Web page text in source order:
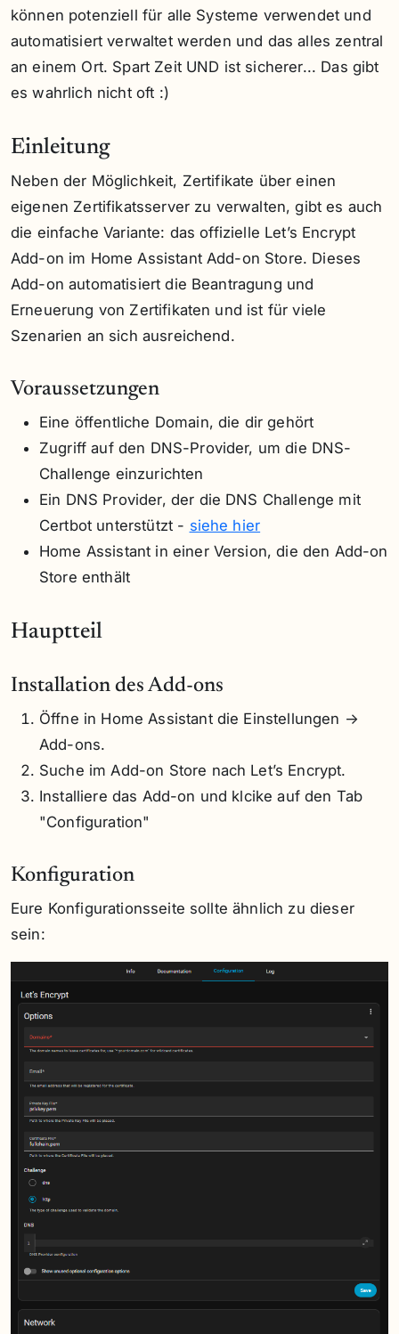
können potenziell für alle Systeme verwendet und
automatisiert verwaltet werden und das alles zentral
an einem Ort. Spart Zeit UND ist sicherer... Das gibt
es wahrlich nicht oft :)
Einleitung
Neben der Möglichkeit, Zertifikate über einen
eigenen Zertifikatsserver zu verwalten, gibt es auch
die einfache Variante: das offizielle Let’s Encrypt
Add-on im Home Assistant Add-on Store. Dieses
Add-on automatisiert die Beantragung und
Erneuerung von Zertifikaten und ist für viele
Szenarien an sich ausreichend.
Voraussetzungen
Eine öffentliche Domain, die dir gehört
Zugriff auf den DNS-Provider, um die DNS-
Challenge einzurichten
Ein DNS Provider, der die DNS Challenge mit
Certbot unterstützt - siehe hier
Home Assistant in einer Version, die den Add-on
Store enthält
Hauptteil
Installation des Add-ons
Öffne in Home Assistant die Einstellungen →
Add-ons.
Suche im Add-on Store nach Let’s Encrypt.
Installiere das Add-on und klcike auf den Tab
"Configuration"
Konfiguration
Eure Konfigurationsseite sollte ähnlich zu dieser
sein: